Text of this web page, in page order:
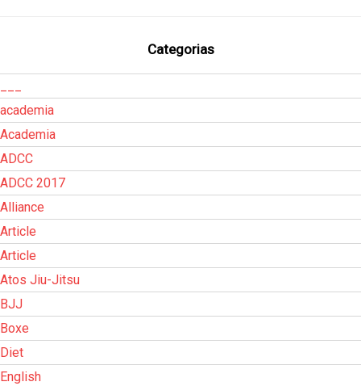
Categorias
academia
Academia
ADCC
ADCC 2017
Alliance
Article
Article
Atos Jiu-Jitsu
BJJ
Boxe
Diet
English